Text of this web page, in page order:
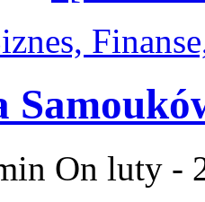
On luty -